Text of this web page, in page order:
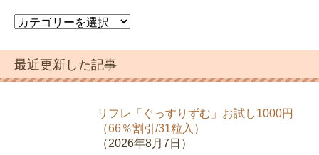
カ
ゴ
リ
ー
最近更新した記事
リフレ「ぐっすりずむ」お試し1000円
（66％割引/31粒入）
（2026年8月7日）